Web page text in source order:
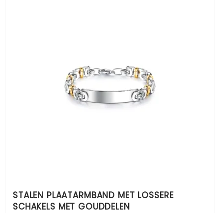
STALEN PLAATARMBAND MET LOSSERE
SCHAKELS MET GOUDDELEN